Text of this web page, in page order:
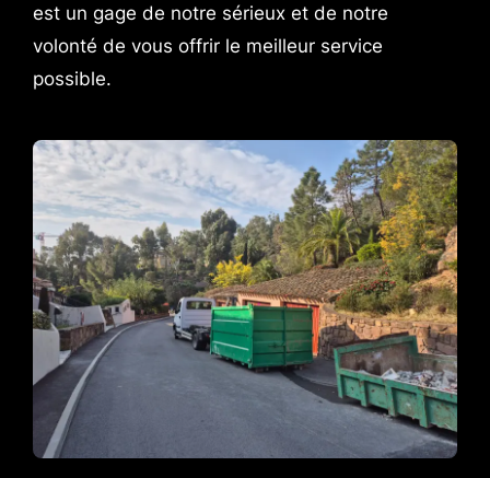
est un gage de notre sérieux et de notre
volonté de vous offrir le meilleur service
possible.